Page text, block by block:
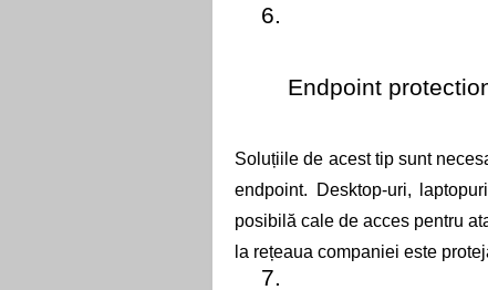
Endpoint
Soluțiile de acest tip sunt
endpoint. Desktop-uri,
posibilă cale de acces pentru
la rețeaua companiei este